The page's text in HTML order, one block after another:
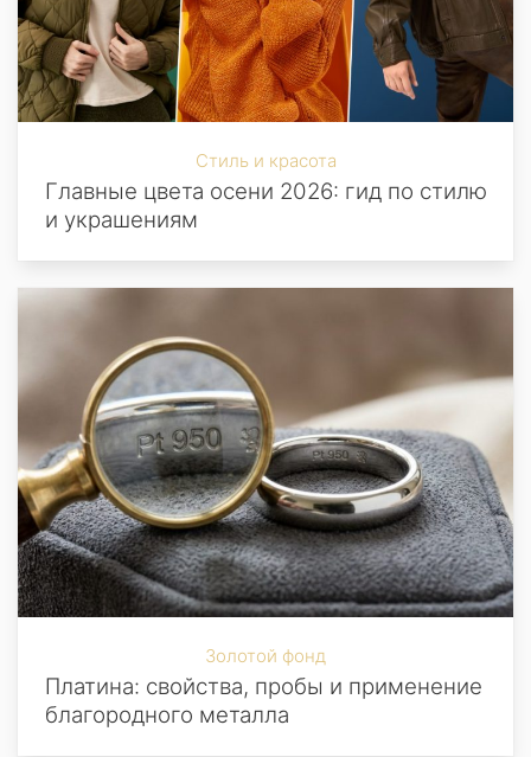
Стиль и красота
Главные цвета осени 2026: гид по стилю
и украшениям
Золотой фонд
Платина: свойства, пробы и применение
благородного металла